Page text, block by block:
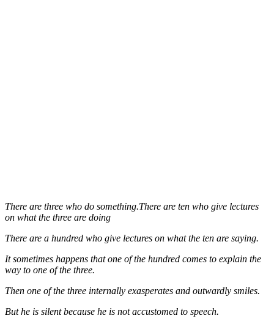
There are three who do something.There are ten who give lectures
on what the three are doing
There are a hundred who give lectures on what the ten are saying.
It sometimes happens that one of the hundred comes to explain the
way to one of the three.
Then one of the three internally exasperates and outwardly smiles.
But he is silent because he is not accustomed to speech.